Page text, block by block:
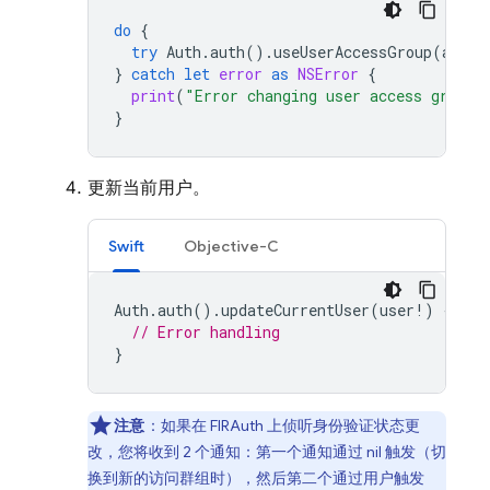
do {
try Auth .auth().useUserAccessGroup(
} catch let error as NSError {
print( "Error changing user access group:
}
更新当前用户。
Swift Objective-C
Auth .auth().updateCurrentUser(user !) {
// Error handling
}
注意 ：如果在 FIRAuth 上侦听身份验证状态更
改，您将收到 2 个通知：第一个通知通过 nil 触发（切
换到新的访问群组时），然后第二个通过用户触发